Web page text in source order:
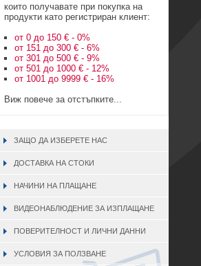
които получавате при покупка на
продукти като регистриран клиент:
от 0 до 150 € - 0%
от 151 до 300 € - 6%
от 301 до 500 € - 9%
от 501 до 1000 € - 12%
от 1001 до 9999 € - 16%
Виж повече за отстъпките...
ЗАЩО ДА ИЗБЕРЕТЕ НАС
ДОСТАВКА НА СТОКИ
НАЧИНИ НА ПЛАЩАНЕ
ВИДЕОНАБЛЮДЕНИЕ ЗА ИЗПЛАЩАНЕ
ПОВЕРИТЕЛНОСТ И ЛИЧНИ ДАННИ
УСЛОВИЯ ЗА ПОЛЗВАНЕ